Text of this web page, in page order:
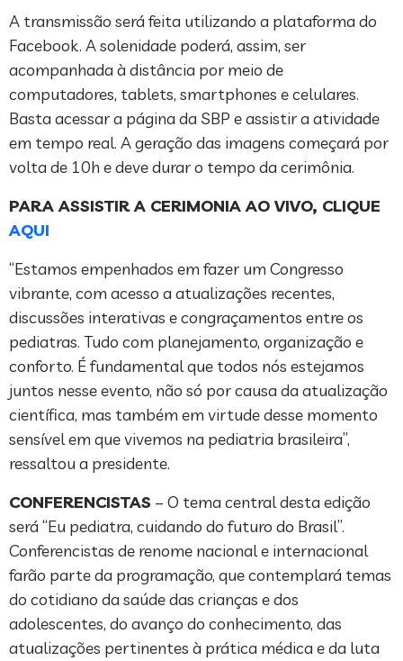
A transmissão será feita utilizando a plataforma do
Facebook. A solenidade poderá, assim, ser
acompanhada à distância por meio de
computadores, tablets, smartphones e celulares.
Basta acessar a página da SBP e assistir a atividade
em tempo real. A geração das imagens começará por
volta de 10h e deve durar o tempo da cerimônia.
PARA ASSISTIR A CERIMONIA AO VIVO, CLIQUE
AQUI
“Estamos empenhados em fazer um Congresso
vibrante, com acesso a atualizações recentes,
discussões interativas e congraçamentos entre os
pediatras. Tudo com planejamento, organização e
conforto. É fundamental que todos nós estejamos
juntos nesse evento, não só por causa da atualização
científica, mas também em virtude desse momento
sensível em que vivemos na pediatria brasileira”,
ressaltou a presidente.
CONFERENCISTAS – O tema central desta edição
será “Eu pediatra, cuidando do futuro do Brasil”.
Conferencistas de renome nacional e internacional
farão parte da programação, que contemplará temas
do cotidiano da saúde das crianças e dos
adolescentes, do avanço do conhecimento, das
atualizações pertinentes à prática médica e da luta